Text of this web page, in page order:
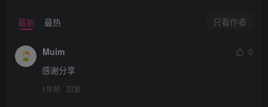
最新 最热 只看作者
Muim
0
感谢分享
1年前 回复